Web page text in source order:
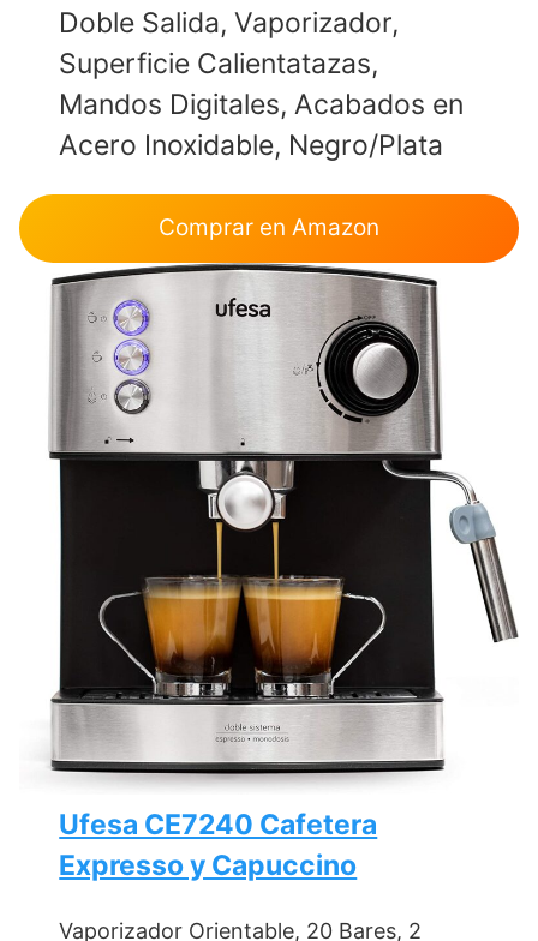
Doble Salida, Vaporizador,
Superficie Calientatazas,
Mandos Digitales, Acabados en
Acero Inoxidable, Negro/Plata
Comprar en Amazon
Ufesa CE7240 Cafetera
Expresso y Capuccino
Vaporizador Orientable, 20 Bares, 2